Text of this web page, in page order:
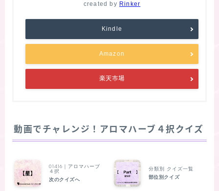
created by Rinker
Kindle
Amazon
楽天市場
動画でチャレンジ！アロマハーブ４択クイズ
01416｜アロマハーブ
４択
次のクイズへ
分類別 クイズ一覧
部位別クイズ